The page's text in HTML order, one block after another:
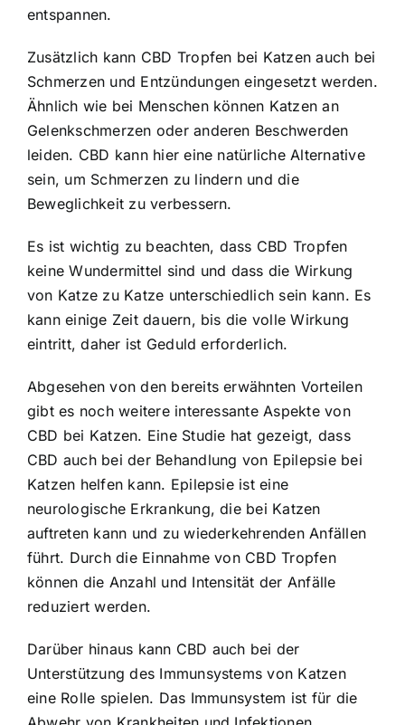
entspannen.
Zusätzlich kann CBD Tropfen bei Katzen auch bei
Schmerzen und Entzündungen eingesetzt werden.
Ähnlich wie bei Menschen können Katzen an
Gelenkschmerzen oder anderen Beschwerden
leiden. CBD kann hier eine natürliche Alternative
sein, um Schmerzen zu lindern und die
Beweglichkeit zu verbessern.
Es ist wichtig zu beachten, dass CBD Tropfen
keine Wundermittel sind und dass die Wirkung
von Katze zu Katze unterschiedlich sein kann. Es
kann einige Zeit dauern, bis die volle Wirkung
eintritt, daher ist Geduld erforderlich.
Abgesehen von den bereits erwähnten Vorteilen
gibt es noch weitere interessante Aspekte von
CBD bei Katzen. Eine Studie hat gezeigt, dass
CBD auch bei der Behandlung von Epilepsie bei
Katzen helfen kann. Epilepsie ist eine
neurologische Erkrankung, die bei Katzen
auftreten kann und zu wiederkehrenden Anfällen
führt. Durch die Einnahme von CBD Tropfen
können die Anzahl und Intensität der Anfälle
reduziert werden.
Darüber hinaus kann CBD auch bei der
Unterstützung des Immunsystems von Katzen
eine Rolle spielen. Das Immunsystem ist für die